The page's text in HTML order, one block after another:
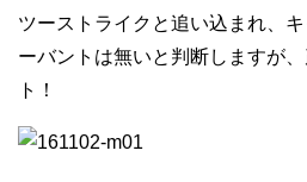
ツーストライクと追い込まれ、
ーバントは無いと判断しますが
ト！